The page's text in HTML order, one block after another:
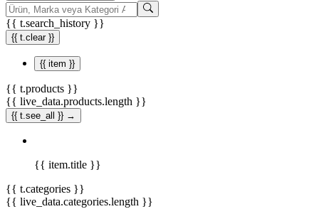
{{ t.search_history }}
{{ t.clear }}
{{ item }}
{{ t.products }}
{{ live_data.products.length }}
{{ t.see_all }} →
{{ item.title }}
{{ t.categories }}
{{ live_data.categories.length }}